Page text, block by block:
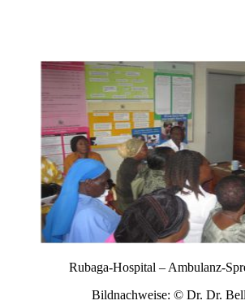
Rubaga-Hospital – Ambulanz-
Bildnachweise: © Dr. Dr.